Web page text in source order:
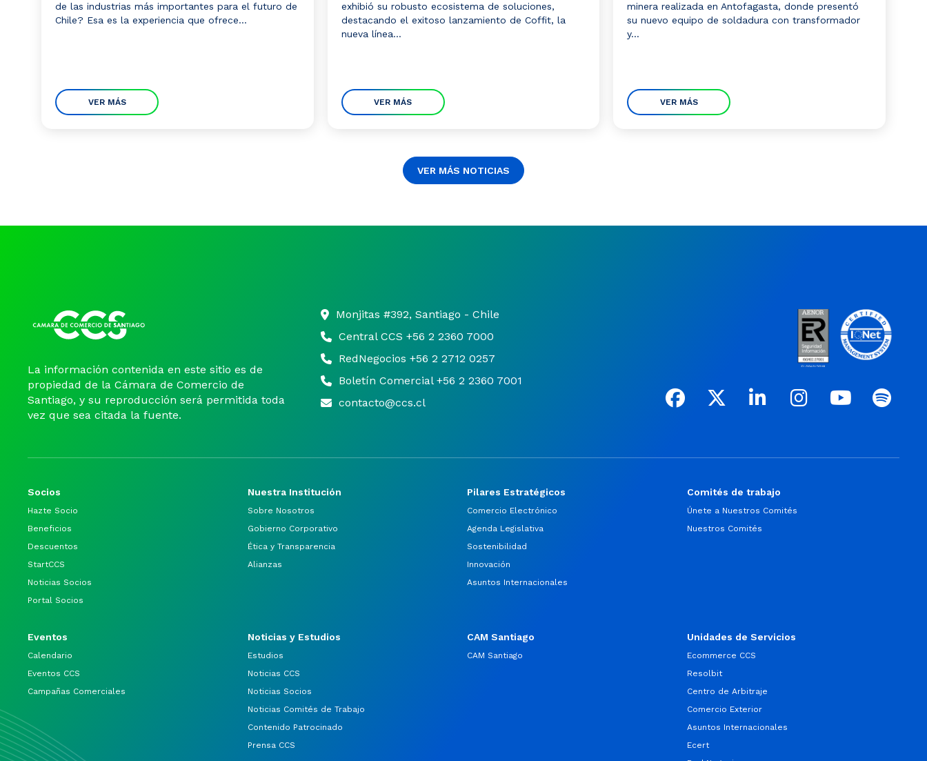
de las industrias más importantes para el futuro de
Chile? Esa es la experiencia que ofrece...
VER MÁS
exhibió su robusto ecosistema de soluciones,
destacando el exitoso lanzamiento de Coffit, la
nueva línea...
VER MÁS
minera realizada en Antofagasta, donde presentó
su nuevo equipo de soldadura con transformador
y...
VER MÁS
VER MÁS NOTICIAS
La información contenida en este sitio es de
propiedad de la Cámara de Comercio de
Santiago, y su reproducción será permitida toda
vez que sea citada la fuente.
Monjitas #392, Santiago - Chile
Central CCS +56 2 2360 7000
RedNegocios +56 2 2712 0257
Boletín Comercial +56 2 2360 7001
contacto@ccs.cl
Socios
Hazte Socio
Beneficios
Descuentos
StartCCS
Noticias Socios
Portal Socios
Nuestra Institución
Sobre Nosotros
Gobierno Corporativo
Ética y Transparencia
Alianzas
Pilares Estratégicos
Comercio Electrónico
Agenda Legislativa
Sostenibilidad
Innovación
Asuntos Internacionales
Comités de trabajo
Únete a Nuestros Comités
Nuestros Comités
Eventos
Calendario
Eventos CCS
Campañas Comerciales
Noticias y Estudios
Estudios
Noticias CCS
Noticias Socios
Noticias Comités de Trabajo
Contenido Patrocinado
Prensa CCS
CAM Santiago
CAM Santiago
Unidades de Servicios
Ecommerce CCS
Resolbit
Centro de Arbitraje
Comercio Exterior
Asuntos Internacionales
Ecert